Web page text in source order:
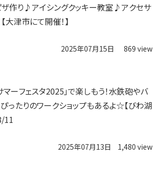
作り♪アイシングクッキー教室♪アクセサ
津市にて開催！】
2025年07月15日 869 view
ーフェスタ2025」で楽しもう！水鉄砲やバ
ったりのワークショップもあるよ☆【びわ湖
11
2025年07月13日 1,480 view